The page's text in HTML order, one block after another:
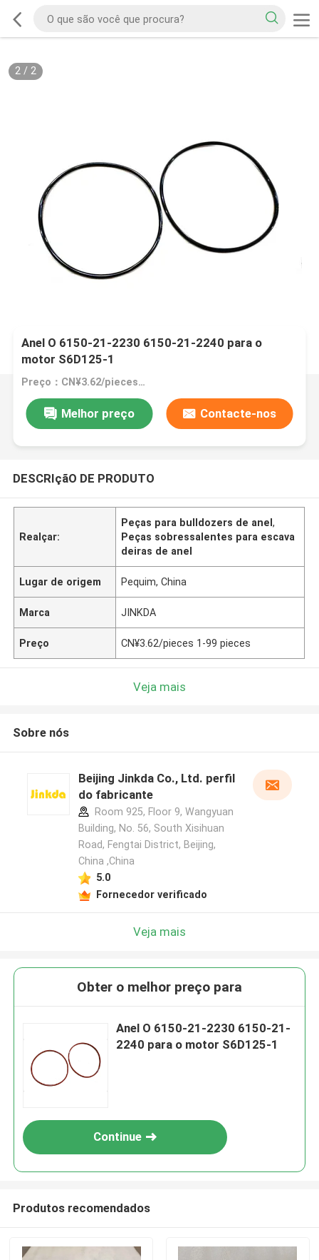
2/ 2
Anel O 6150-21-2230 6150-21-2240 para o
motor S6D125-1
Preço：CN¥3.62/pieces 1-99 pieces
Melhor preço Contacte-nos
DESCRIçãO DE PRODUTO
Realçar:
Peças para bulldozers de anel,
Peças sobressalentes para escava
deiras de anel
Lugar de origem Pequim, China
Marca JINKDA
Preço CN¥3.62/pieces 1-99 pieces
Veja mais
Sobre nós
Beijing Jinkda Co., Ltd. perfil
do fabricante
Room 925, Floor 9, Wangyuan
Building, No. 56, South Xisihuan
Road, Fengtai District, Beijing,
China ,China
5.0
Fornecedor verificado
Veja mais
Obter o melhor preço para
Anel O 6150-21-2230 6150-21-
2240 para o motor S6D125-1
Continue
Produtos recomendados